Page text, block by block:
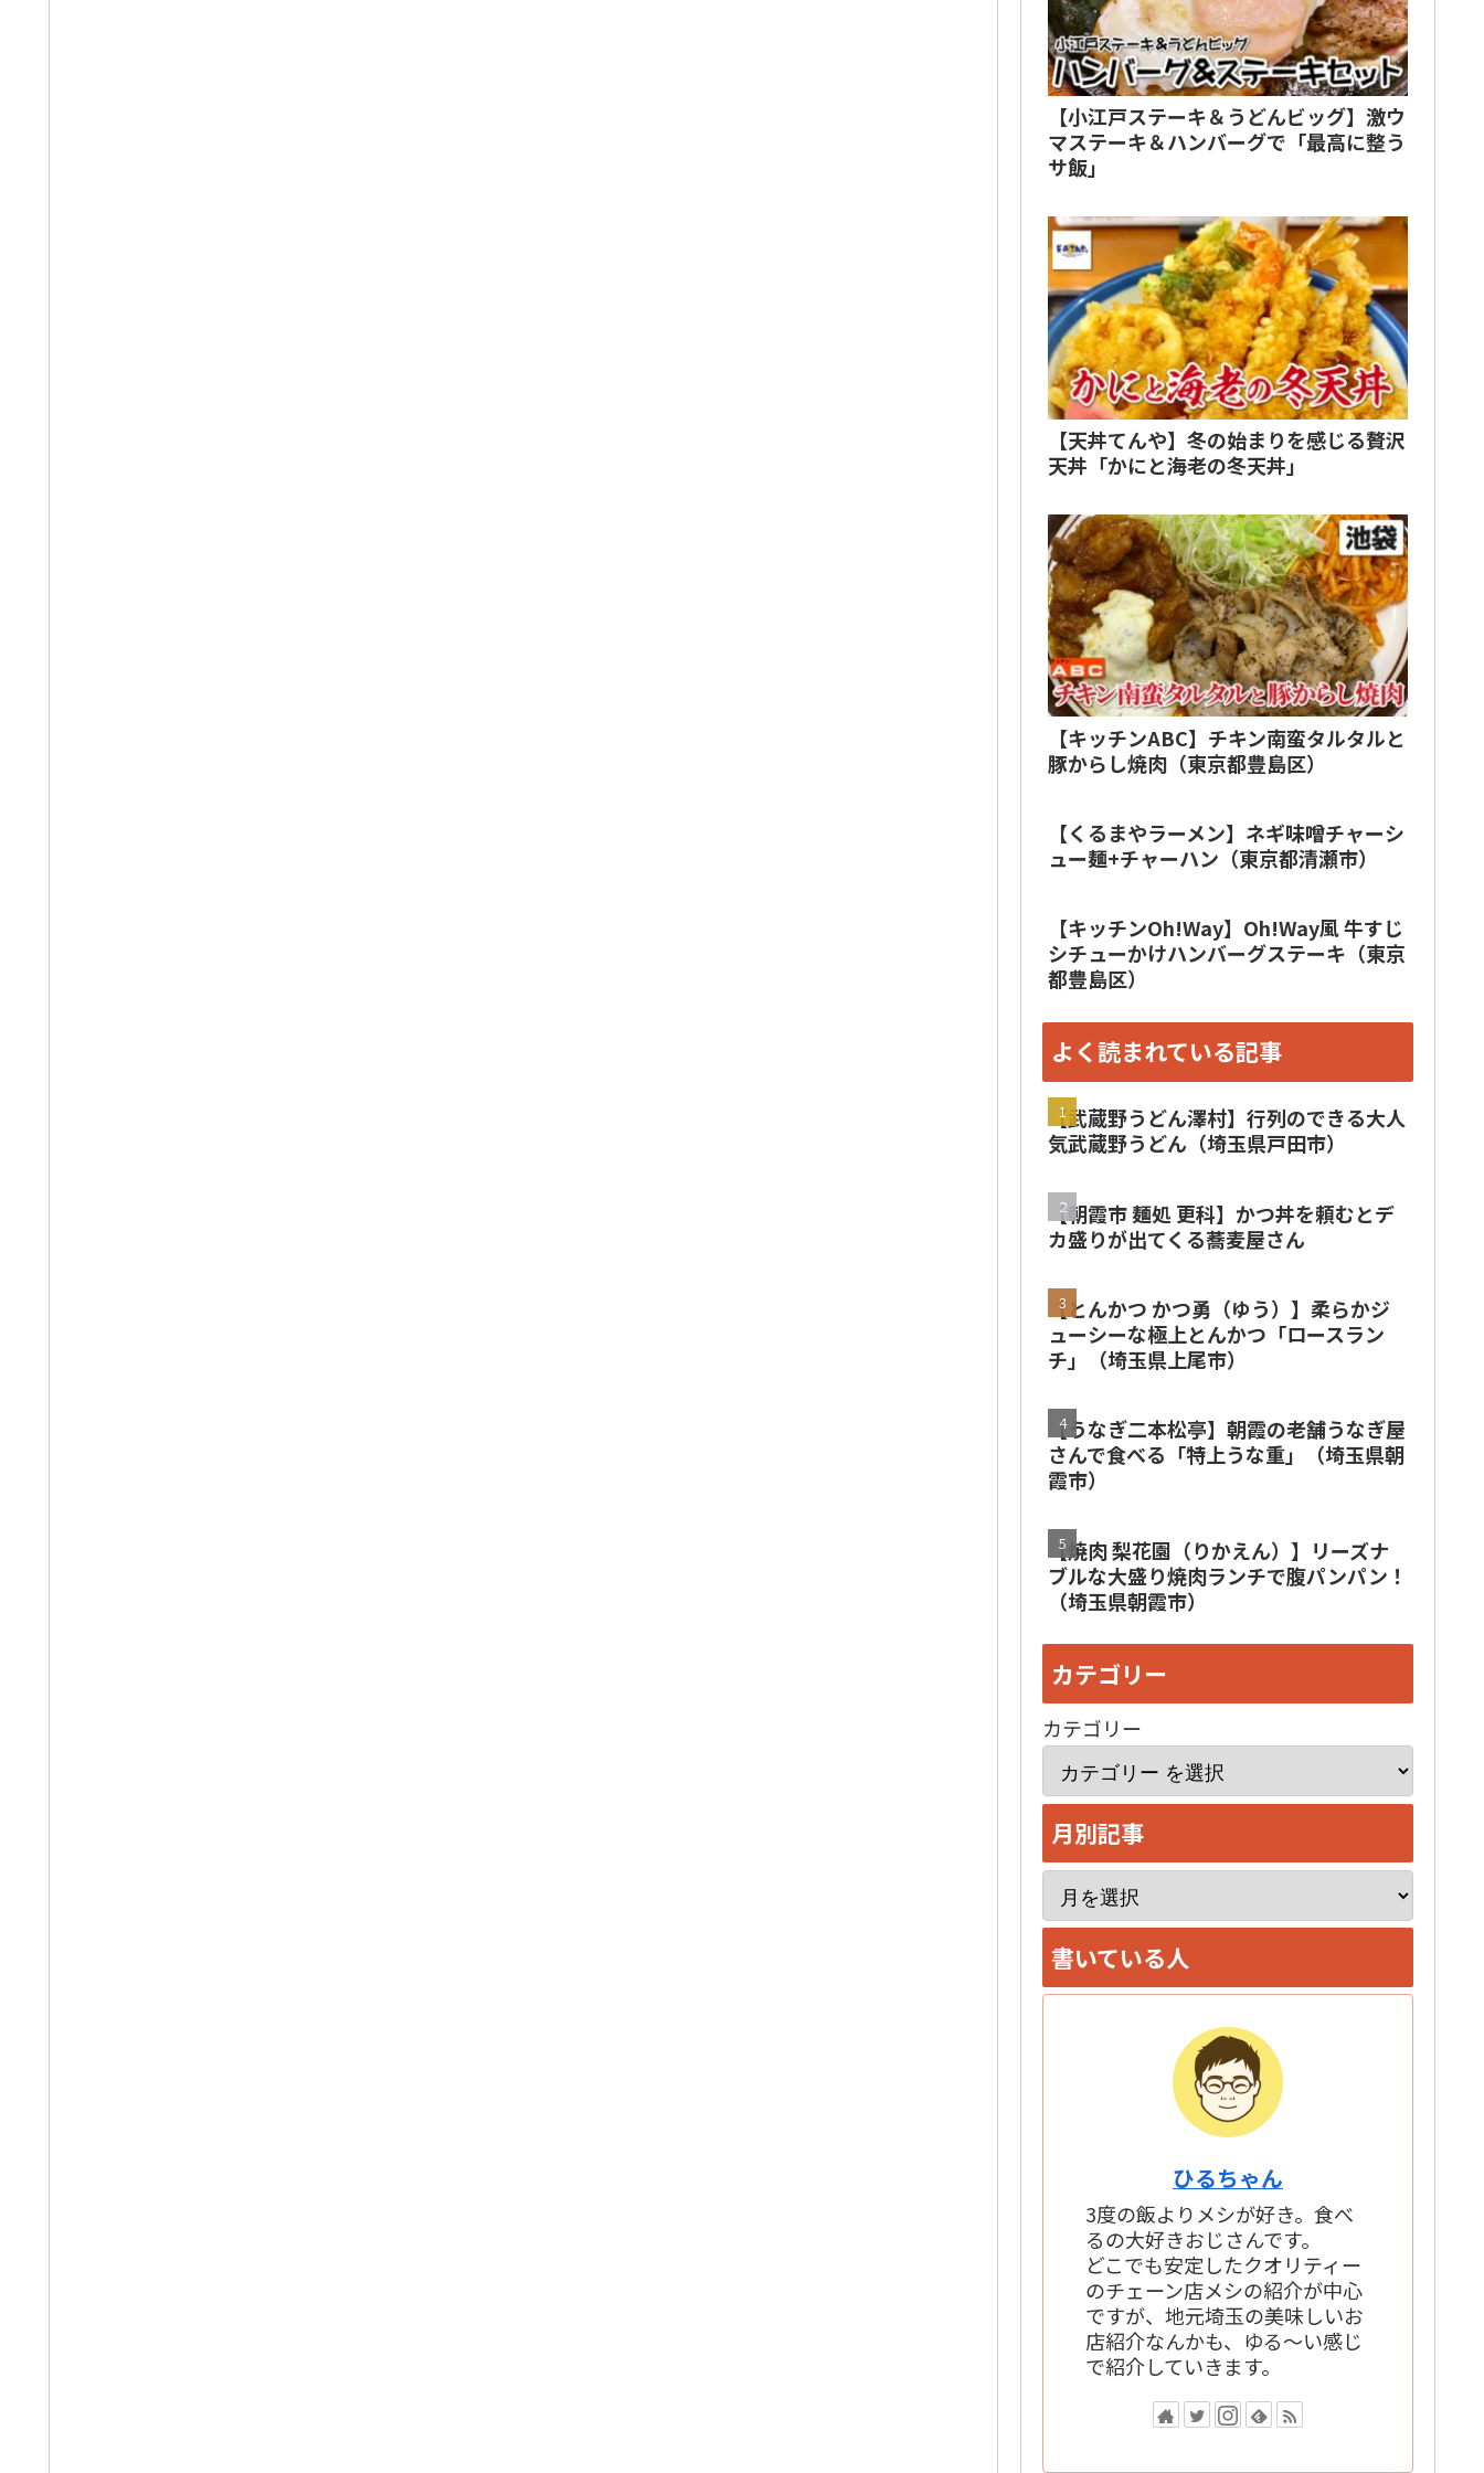
【小江戸ステーキ＆うどんビッグ】激ウ
マステーキ＆ハンバーグで「最高に整う
サ飯」
【天丼てんや】冬の始まりを感じる贅沢
天丼「かにと海老の冬天丼」
【キッチンABC】チキン南蛮タルタルと
豚からし焼肉（東京都豊島区）
【くるまやラーメン】ネギ味噌チャーシ
ュー麺+チャーハン（東京都清瀬市）
【キッチンOh!Way】Oh!Way風 牛すじ
シチューかけハンバーグステーキ（東京
都豊島区）
よく読まれている記事
【武蔵野うどん澤村】行列のできる大人
気武蔵野うどん（埼玉県戸田市）
【朝霞市 麺処 更科】かつ丼を頼むとデ
カ盛りが出てくる蕎麦屋さん
【とんかつ かつ勇（ゆう）】柔らかジ
ューシーな極上とんかつ「ロースラン
チ」（埼玉県上尾市）
【うなぎ二本松亭】朝霞の老舗うなぎ屋
さんで食べる「特上うな重」（埼玉県朝
霞市）
【焼肉 梨花園（りかえん）】リーズナ
ブルな大盛り焼肉ランチで腹パンパン！
（埼玉県朝霞市）
カテゴリー
カテゴリー
月別記事
ー
カ
イ
書いている人
ひるちゃん
3度の飯よりメシが好き。食べ
るの大好きおじさんです。
どこでも安定したクオリティー
のチェーン店メシの紹介が中心
ですが、地元埼玉の美味しいお
店紹介なんかも、ゆる～い感じ
で紹介していきます。